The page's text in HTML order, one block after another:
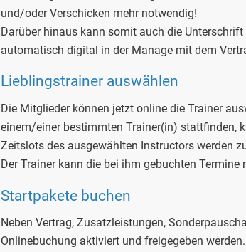
und/oder Verschicken mehr notwendig!
Darüber hinaus kann somit auch die
automatisch digital in der Manage mit dem
Lieblingstrainer auswählen
Die Mitglieder können jetzt online die Trainer
einem/einer bestimmten Trainer(in) stattfinden,
Zeitslots des ausgewählten Instructors werden
Der Trainer kann die bei ihm gebuchten
Startpakete buchen
Neben Vertrag, Zusatzleistungen,
Onlinebuchung aktiviert und freigegeben werden.